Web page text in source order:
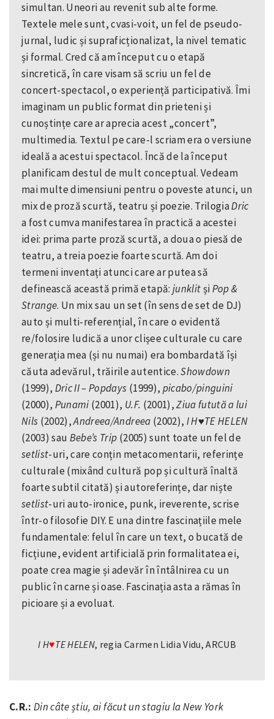
simultan. Uneori au revenit sub alte forme.
Textele mele sunt, cvasi-voit, un fel de pseudo-
jurnal, ludic și supraficționalizat, la nivel tematic
și formal. Cred că am început cu o etapă
sincretică, în care visam să scriu un fel de
concert-spectacol, o experiență participativă. Îmi
imaginam un public format din prieteni și
cunoștințe care ar aprecia acest „concert”,
multimedia. Textul pe care-l scriam era o versiune
ideală a acestui spectacol. Încă de la început
planificam destul de mult conceptual. Vedeam
mai multe dimensiuni pentru o poveste atunci, un
mix de proză scurtă, teatru și poezie. TrilogiaDric
a fost cumva manifestarea în practică a acestei
idei: prima parte proză scurtă, a doua o piesă de
teatru, a treia poezie foarte scurtă. Am doi
termeni inventați atunci care ar putea să
definească această primă etapă: junklitșiPop&
Strange. Un mix sau un set (în sens de set de DJ)
auto și multi-referențial, în care o evidentă
re/folosire ludică a unor clișee culturale cu care
generația mea (și nu numai) era bombardată își
căuta adevărul, trăirile autentice.Showdown
(1999), Dric II – Popdays (1999), picabo/pinguini
(2000), Punami (2001), U.F. (2001),Ziua futută a lui
Nils (2002),Andreea/Andreea (2002), I H♥TE HELEN
(2003) sau Bebe’s Trip (2005) sunt toate un fel de
setlist-uri, care conțin metacomentarii, referințe
culturale (mixând cultură pop și cultură înaltă
foarte subtil citată) și autoreferințe, dar niște
setlist-uri auto-ironice, punk, ireverente, scrise
într-o filosofie DIY. E una dintre fascinațiile mele
fundamentale: felul în care un text, o bucată de
ficțiune, evident artificială prin formalitatea ei,
poate crea magie și adevăr în întâlnirea cu un
public în carne și oase. Fascinația asta a rămas în
picioare și a evoluat.
I H♥TE HELEN, regia Carmen Lidia Vidu, ARCUB
C.R.:Din câte știu, ai făcut un stagiu la New York